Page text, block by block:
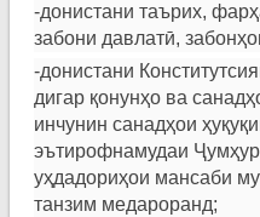
-донистани таърих,
забони давлатӣ,
-донистани
дигар қонунҳо ва
инчунин санадҳои
эътирофнамудаи
уҳдадориҳои мансаби
танзим медароранд;